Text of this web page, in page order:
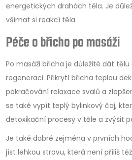
energetických drahách těla. Je
všímat si reakcí těla.
Péče o břicho po masáži
Po masáži břicha je důležité dát
regeneraci. Přikrytí břicha teplou
pokračování relaxace svalů a
se také vypít teplý bylinkový čaj,
detoxikační procesy v těle a zvýšit
Je také dobré zejména v prvních
jíst lehkou stravu, která není příliš